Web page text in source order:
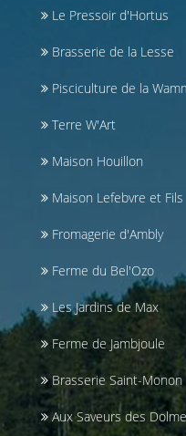
Le Pressoir d'Hortus
Brasserie de la Lesse
Pisciculture de la
Terre W'Art
Maison Houillon
Maison Lefebvre et Fils
Fromagerie d'Ambly
Ferme du Bel'Ozo
Les Jardins de Max
Ferme de Jambjoule
Brasserie Saint-Monon
Aux Saveurs des